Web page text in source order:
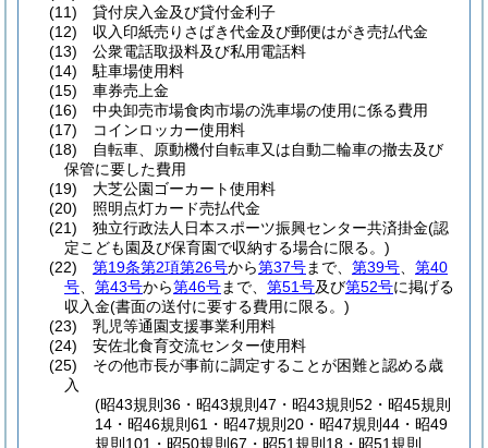
(11)
貸付戻入金及び貸付金利子
(12)
収入印紙売りさばき代金及び郵便はがき売払代金
(13)
公衆電話取扱料及び私用電話料
(14)
駐車場使用料
(15)
車券売上金
(16)
中央卸売市場食肉市場の洗車場の使用に係る費用
(17)
コインロッカー使用料
(18)
自転車、原動機付自転車又は自動二輪車の撤去及び
保管に要した費用
(19)
大芝公園ゴーカート使用料
(20)
照明点灯カード売払代金
(21)
独立行政法人日本スポーツ振興センター共済掛金(認
定こども園及び保育園で収納する場合に限る。)
(22)
第19条第2項第26号から第37号まで、 第39号
第40
号
第43号から第46号まで、 第51号及び第52号に掲げる
収入金(書面の送付に要する費用に限る。)
(23)
乳児等通園支援事業利用料
(24)
安佐北食育交流センター使用料
(25)
その他市長が事前に調定することが困難と認める歳
入
(昭43規則36・昭43規則47・昭43規則52・昭45規則
14・昭46規則61・昭47規則20・昭47規則44・昭49
規則101・昭50規則67・昭51規則18・昭51規則